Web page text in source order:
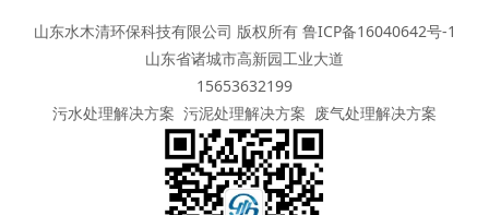
山东水木清环保科技有限公司 版权所有 鲁ICP备16040642号-1
山东省诸城市高新园工业大道
15653632199
污水处理解决方案 污泥处理解决方案 废气处理解决方案